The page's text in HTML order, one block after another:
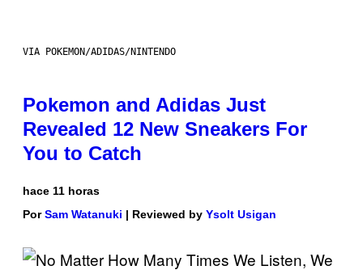
VIA POKEMON/ADIDAS/NINTENDO
Pokemon and Adidas Just
Revealed 12 New Sneakers For
You to Catch
hace 11 horas
PorSam Watanuki | Reviewed by Ysolt Usigan